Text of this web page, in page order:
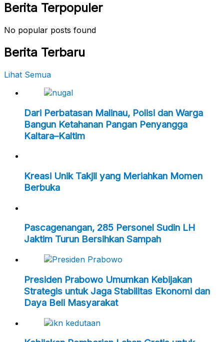
Berita Terpopuler
No popular posts found
Berita Terbaru
Lihat Semua
Dari Perbatasan Malinau, Polisi dan Warga
Bangun Ketahanan Pangan Penyangga
Kaltara–Kaltim
Kreasi Unik Takjil yang Meriahkan Momen
Berbuka
Pascagenangan, 285 Personel Sudin LH
Jaktim Turun Bersihkan Sampah
Presiden Prabowo Umumkan Kebijakan
Strategis untuk Jaga Stabilitas Ekonomi dan
Daya Beli Masyarakat